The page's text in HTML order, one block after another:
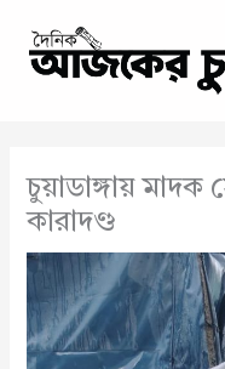
content
চুয়াডাঙ্গায়
কারাদণ্ড